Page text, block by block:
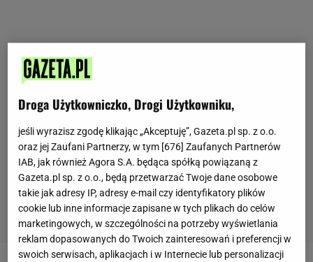
Droga Użytkowniczko, Drogi Użytkowniku,
jeśli wyrazisz zgodę klikając „Akceptuję”, Gazeta.pl sp. z o.o.
oraz jej Zaufani Partnerzy, w tym [676] Zaufanych Partnerów
IAB, jak również Agora S.A. będąca spółką powiązaną z
Gazeta.pl sp. z o.o., będą przetwarzać Twoje dane osobowe
takie jak adresy IP, adresy e-mail czy identyfikatory plików
cookie lub inne informacje zapisane w tych plikach do celów
marketingowych, w szczególności na potrzeby wyświetlania
reklam dopasowanych do Twoich zainteresowań i preferencji w
swoich serwisach, aplikacjach i w Internecie lub personalizacji